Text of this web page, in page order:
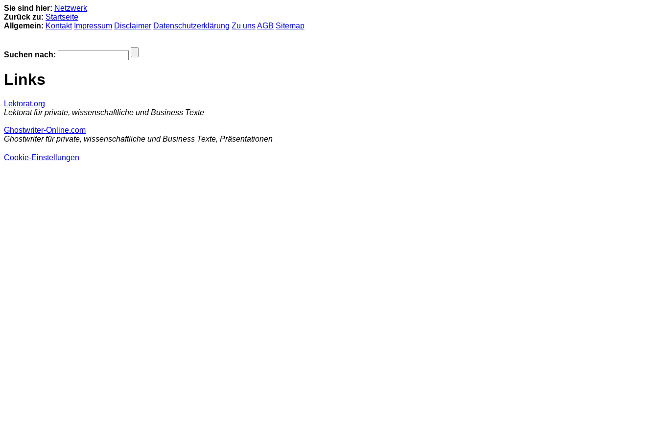
Sie sind hier: Netzwerk
Zurück zu: Startseite
Allgemein: Kontakt Impressum Disclaimer Datenschutzerklärung Zu unsAGB Sitemap
Suchen nach:
Links
Lektorat.org
Lektorat für private, wissenschaftliche und Business Texte
Ghostwriter-Online.com
Ghostwriter für private, wissenschaftliche und Business Texte, Präsentationen
Cookie-Einstellungen